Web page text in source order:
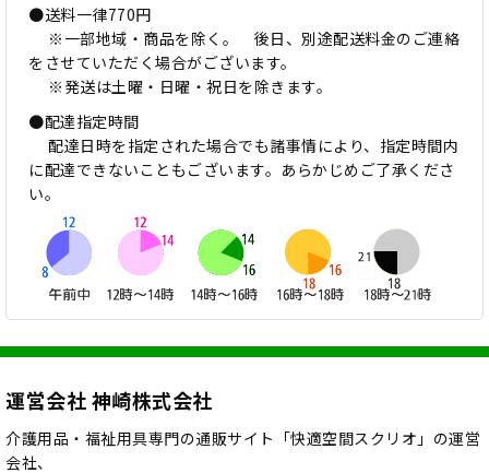
●送料一律770円
※一部地域・商品を除く。 後日、別途配送料金のご連絡
をさせていただく場合がございます。
※発送は土曜・日曜・祝日を除きます。
●配達指定時間
配達日時を指定された場合でも諸事情により、指定時間内
に配達できないこともございます。あらかじめご了承くださ
い。
運営会社 神崎株式会社
介護用品・福祉用具専門の通販サイト「快適空間スクリオ」の運営
会社、